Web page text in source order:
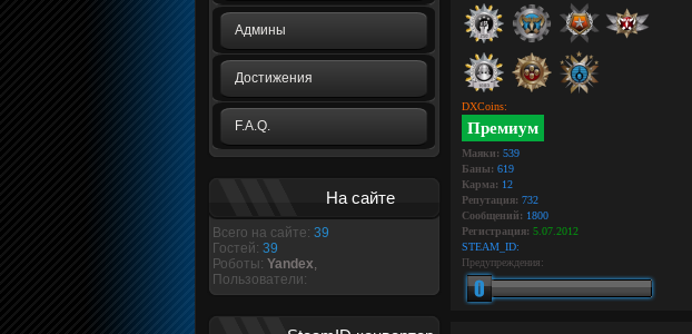
Админы
Достижения
F.A.Q.
На сайте
Всего на сайте: 39
Гостей: 39
Роботы: Yandex,
Пользователи:
DXCoins:
Премиум
Маяки: 539
Баны: 619
Карма: 12
Репутация: 732
Сообщений: 1800
Регистрация: 5.07.2012
STEAM_ID:
Предупреждения: